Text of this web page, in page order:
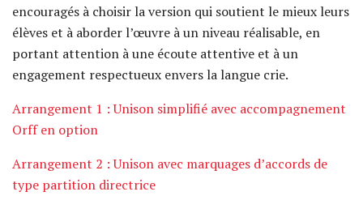
encouragés à choisir la version qui soutient le mieux leurs
élèves et à aborder l’œuvre à un niveau réalisable, en
portant attention à une écoute attentive et à un
engagement respectueux envers la langue crie.
Arrangement 1 : Unison simplifié avec accompagnement
Orff en option
Arrangement 2 : Unison avec marquages d’accords de
type partition directrice